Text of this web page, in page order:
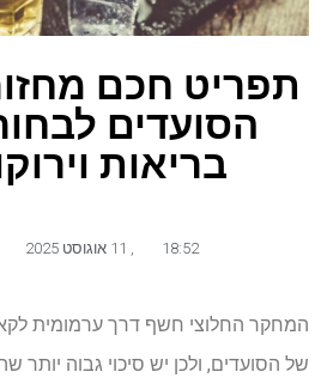
תפריט חכם
הסועדים
בריאות
18:52
המחקר החלוצי חשף דרך ערמומית
של הסועדים, ולכן יש סיכוי גבוה יותר